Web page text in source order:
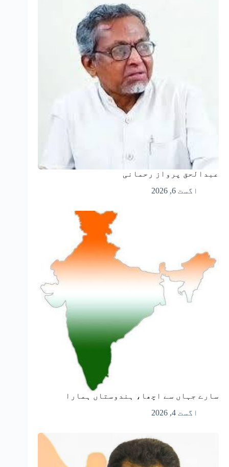
عبدالحق پرواز رحمانی
اگست 6, 2026
سارے جہاں سے اچھا، ہندوستاں ہمارا
اگست 4, 2026